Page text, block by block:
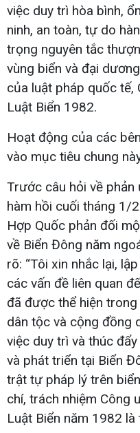
việc duy trì hòa bình,
ninh, an toàn, tự do
trọng nguyên tắc
vùng biển và đại
của luật pháp quốc tế,
Luật Biển 1982.
Hoạt động của các
vào mục tiêu chung
Trước câu hỏi về
hàm hồi cuối tháng 1/
Hợp Quốc phản đối
về Biển Đông năm
rõ: “Tôi xin nhắc lại,
các vấn đề liên quan
đã được thể hiện
dân tộc và cộng đồng
việc duy trì và thúc
và phát triển tại Biển
trật tự pháp lý trên
chí, trách nhiệm Công
Luật Biển năm 1982 là